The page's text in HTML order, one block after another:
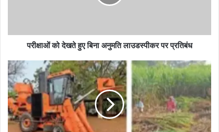
प्रतिबंध
परीक्षाओं को देखते हुए बिना अनुमति लाउडस्पीकर पर प्रतिबंध
भोरमदेव
सहकारी
शक्कर
कारखाना
ने
मंगाई
शुगरकेन